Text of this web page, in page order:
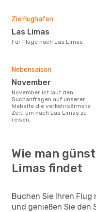
Zielflughafen
Las Limas
Für Flüge nach Las Limas
Nebensaison
November
November ist laut den
Suchanfragen auf unserer
Website die verkehrsärmste
Zeit, um nach Las Limas zu
reisen.
Wie man
Limas findet
Buchen Sie Ihren Flug
und genießen Sie den